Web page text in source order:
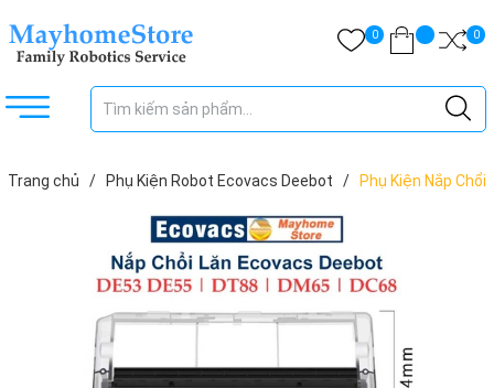
0 0
Trang chủ / Phụ Kiện Robot Ecovacs Deebot /
Phụ Kiện Nắp Chổi